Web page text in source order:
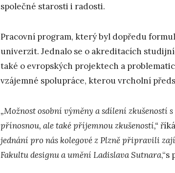
společné starosti i radosti.
Pracovní program, který byl dopředu
univerzit. Jednalo se o akreditacích
také o evropských projektech a
vzájemné spolupráce, kterou vrcholní
„Možnost osobní výměny a sdílení zkušeností
přínosnou, ale také příjemnou zkušeností,“
jednání pro nás kolegové z Plzně připravili
Fakultu designu a umění Ladislava Sutnara